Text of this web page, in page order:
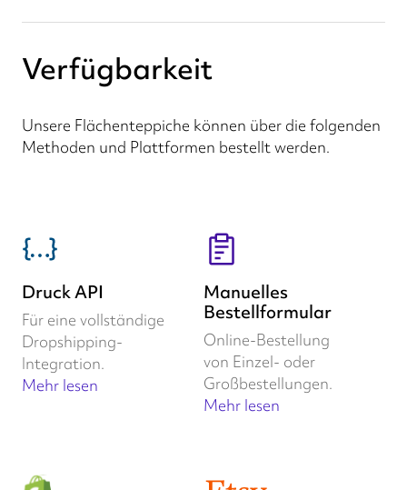
Verfügbarkeit
Unsere Flächenteppiche können über die folgenden
Methoden und Plattformen bestellt werden.
Druck API
Für eine vollständige
Dropshipping-
Integration.
Mehr lesen
Manuelles
Bestellformular
Online-Bestellung
von Einzel- oder
Großbestellungen.
Mehr lesen